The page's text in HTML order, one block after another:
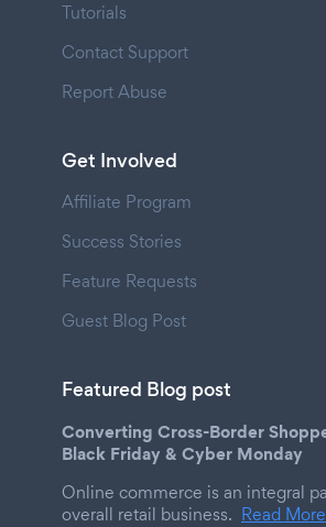
Tutorials
Contact Support
Report Abuse
Get Involved
Affiliate Program
Success Stories
Feature Requests
Guest Blog Post
Featured Blog post
Converting Cross-Border
Black Friday & Cyber Monday
Online commerce is an integral
overall retail business. Read More